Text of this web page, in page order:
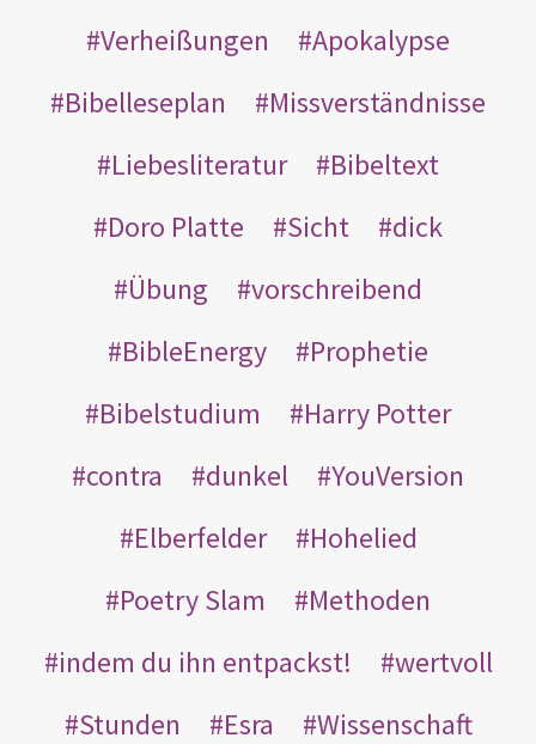
Verheißungen
Apokalypse
Bibelleseplan
Missverständnisse
Liebesliteratur
Bibeltext
Doro Platte
Sicht
dick
Übung
vorschreibend
BibleEnergy
Prophetie
Bibelstudium
Harry Potter
contra
dunkel
YouVersion
Elberfelder
Hohelied
Poetry Slam
Methoden
indem du ihn entpackst!
wertvoll
Stunden
Esra
Wissenschaft